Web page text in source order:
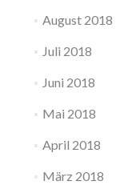
August 2018
Juli 2018
Juni 2018
Mai 2018
April 2018
März 2018